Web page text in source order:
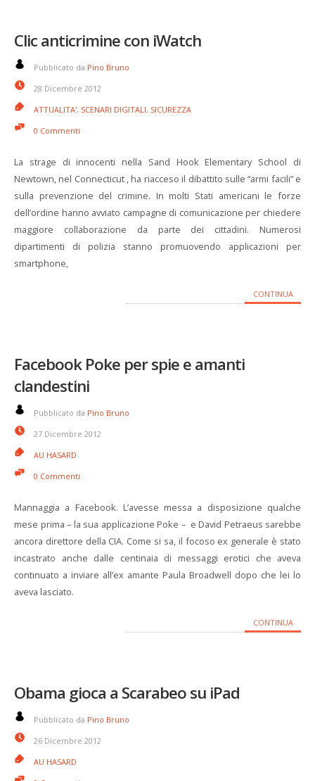
Clic anticrimine con iWatch
Pubblicato da Pino Bruno
28 Dicembre 2012
ATTUALITA', SCENARI DIGITALI, SICUREZZA
0 Commenti
La strage di innocenti nella Sand Hook Elementary School di
Newtown, nel Connecticut , ha riacceso il dibattito sulle “armi facili” e
sulla prevenzione del crimine. In molti Stati americani le forze
dell’ordine hanno avviato campagne di comunicazione per chiedere
maggiore collaborazione da parte dei cittadini. Numerosi
dipartimenti di polizia stanno promuovendo applicazioni per
smartphone,
CONTINUA
Facebook Poke per spie e amanti
clandestini
Pubblicato da Pino Bruno
27 Dicembre 2012
AU HASARD
0 Commenti
Mannaggia a Facebook. L’avesse messa a disposizione qualche
mese prima – la sua applicazione Poke – e David Petraeus sarebbe
ancora direttore della CIA. Come si sa, il focoso ex generale è stato
incastrato anche dalle centinaia di messaggi erotici che aveva
continuato a inviare all’ex amante Paula Broadwell dopo che lei lo
aveva lasciato.
CONTINUA
Obama gioca a Scarabeo su iPad
Pubblicato da Pino Bruno
26 Dicembre 2012
AU HASARD